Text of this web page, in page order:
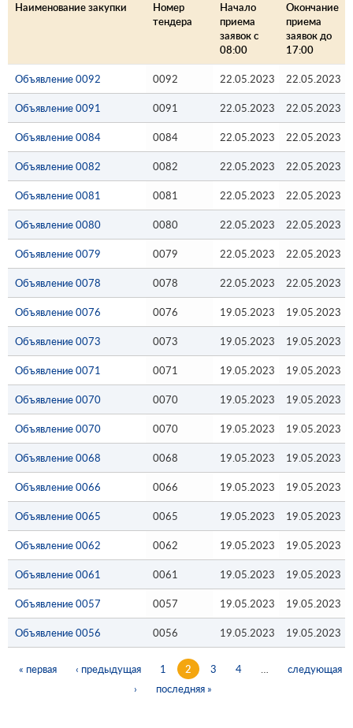
Наименование закупки
Номер
тендера
Начало
приема
заявок с
08:00
Окончание
приема
заявок до
17:00
Объявление 0092 0092 22.05.2023 22.05.2023
Объявление 0091 0091 22.05.2023 22.05.2023
Объявление 0084 0084 22.05.2023 22.05.2023
Объявление 0082 0082 22.05.2023 22.05.2023
Объявление 0081 0081 22.05.2023 22.05.2023
Объявление 0080 0080 22.05.2023 22.05.2023
Объявление 0079 0079 22.05.2023 22.05.2023
Объявление 0078 0078 22.05.2023 22.05.2023
Объявление 0076 0076 19.05.2023 19.05.2023
Объявление 0073 0073 19.05.2023 19.05.2023
Объявление 0071 0071 19.05.2023 19.05.2023
Объявление 0070 0070 19.05.2023 19.05.2023
Объявление 0070 0070 19.05.2023 19.05.2023
Объявление 0068 0068 19.05.2023 19.05.2023
Объявление 0066 0066 19.05.2023 19.05.2023
Объявление 0065 0065 19.05.2023 19.05.2023
Объявление 0062 0062 19.05.2023 19.05.2023
Объявление 0061 0061 19.05.2023 19.05.2023
Объявление 0057 0057 19.05.2023 19.05.2023
Объявление 0056 0056 19.05.2023 19.05.2023
« первая ‹ предыдущая 1 2 3 4
следующая
›
последняя »